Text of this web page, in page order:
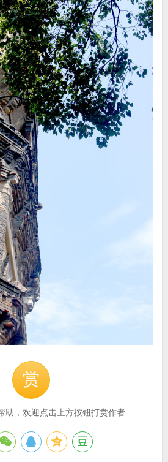
赏
助，欢迎点击上方按钮打赏作者